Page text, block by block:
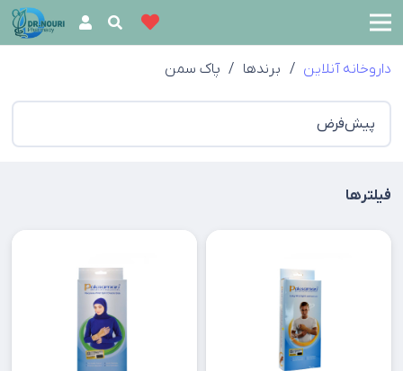
داروخانه آنلاین / برندها / پاک سمن
فیلترها